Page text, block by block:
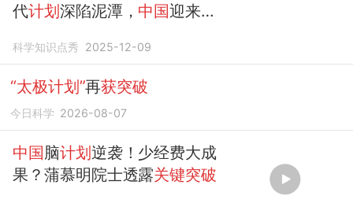
代计划深陷泥潭， 中国迎来关
科学知识点秀 2025-12-09
“太极计划”再获突破
今日科学 2026-08-07
中国脑计划 逆袭！少经费大成
果？蒲慕明院士透露关键突破